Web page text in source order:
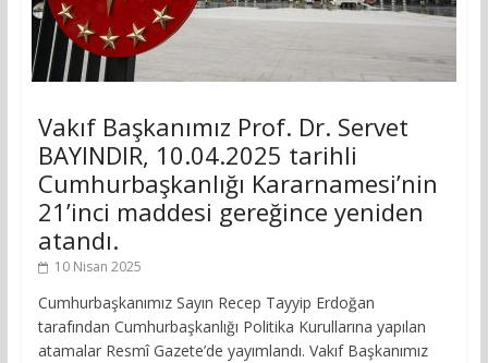
Vakıf Başkanımız Prof. Dr. Servet
BAYINDIR, 10.04.2025 tarihli
Cumhurbaşkanlığı Kararnamesi’nin
21’inci maddesi gereğince yeniden
atandı.
10 Nisan 2025
Cumhurbaşkanımız Sayın Recep Tayyip Erdoğan
tarafından Cumhurbaşkanlığı Politika Kurullarına yapılan
atamalar Resmî Gazete’de yayımlandı. Vakıf Başkanımız